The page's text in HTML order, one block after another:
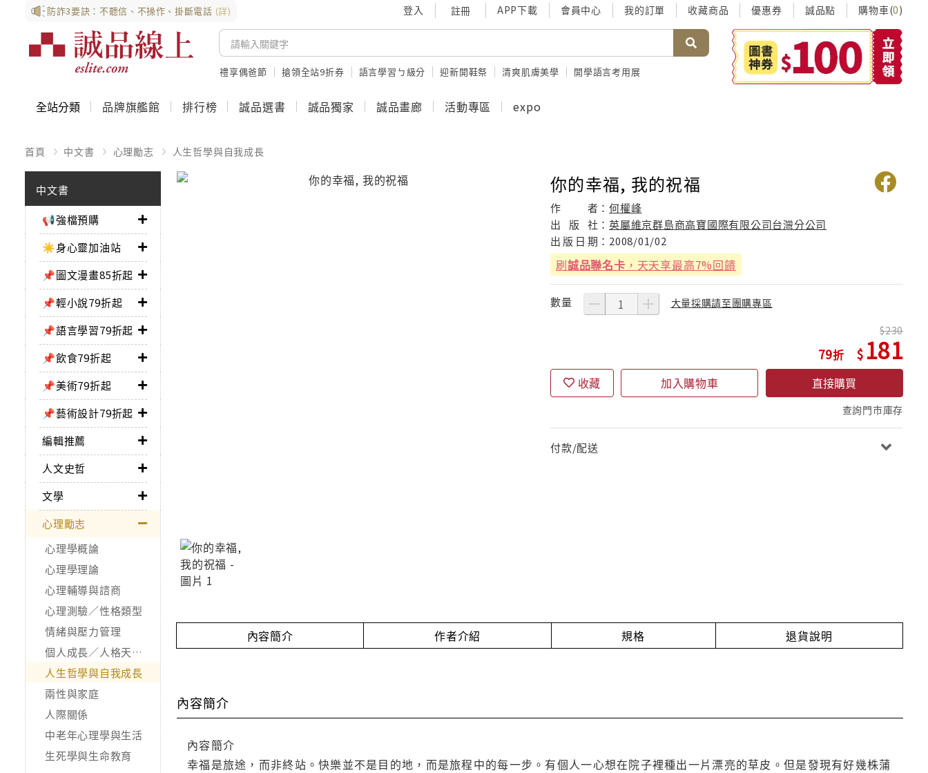
防詐3要訣：不聽信、不操作、掛斷電話 (詳) 登入 註冊 APP下載 會員中心 我的訂單 收藏商品 優惠券 誠品點 購物車(0)
禮享偶爸節 搶領全站9折券 語言學習ㄅ級分 迎新開鞋祭 清爽肌膚美學 開學語言考用展
全站分類 品牌旗艦館 排行榜 誠品選書 誠品獨家 誠品畫廊 活動專區 expo
首頁 中文書 心理勵志 人生哲學與自我成長
中文書
📢強檔預購
☀️身心靈加油站
📌圖文漫畫85折起
📌輕小說79折起
📌語言學習79折起
📌飲食79折起
📌美術79折起
📌藝術設計79折起
編輯推薦
人文史哲
文學
心理勵志
心理學概論
心理學理論
心理輔導與諮商
心理測驗／性格類型
情緒與壓力管理
個人成長／人格天賦／潛能開發
人生哲學與自我成長
兩性與家庭
人際關係
中老年心理學與生活
生死學與生命教育
你的幸福, 我的祝福
作 者：何權峰
出
版 社：英屬維京群島商高寶國際有限公司台灣分公司
出 版 日 期： 2008/01/02
刷誠品聯名卡 ，天天享最高7%回饋
數量 大量採購請至團購專區
79
230
181
收藏 加入購物車 直接購買
查詢門市庫存
付款/配送
內容簡介 作者介紹 規格 退貨說明
內容簡介
內容簡介
幸福是旅途，而非終站。快樂並不是目的地，而是旅程中的每一步。有個人一心想在院子裡種出一片漂亮的草皮。但是發現有好幾株蒲